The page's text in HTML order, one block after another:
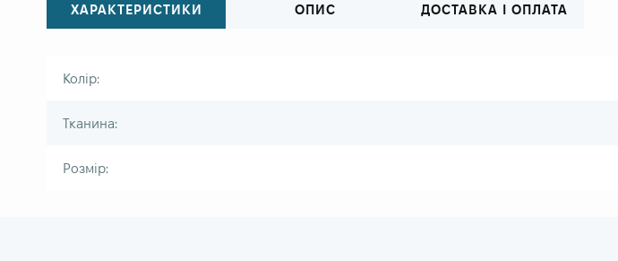
ХАРАКТЕРИСТИКИ ОПИС ДОСТАВКА І ОПЛАТА
Колір:
Тканина:
Розмір: